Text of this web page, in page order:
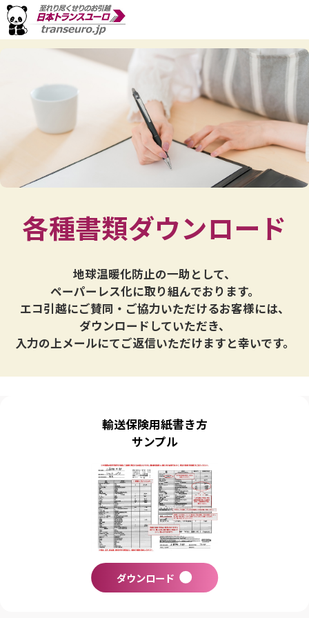
各種書類ダウンロード
地球温暖化防止の一助として、
ペーパーレス化に取り組んでおります。
エコ引越にご賛同・ご協力いただけるお客様には、
ダウンロードしていただき、
入力の上メールにてご返信いただけますと幸いです。
輸送保険用紙書き方
サンプル
ダウンロード